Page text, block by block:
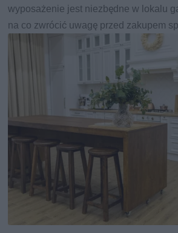
wyposażenie jest niezbędne w lokalu
na co zwrócić uwagę przed zakupem